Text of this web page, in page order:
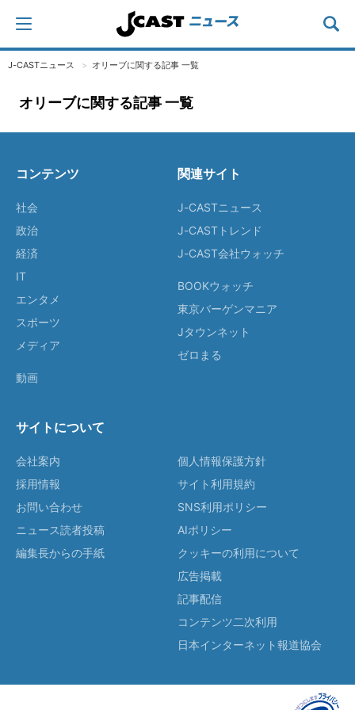
J-CASTニュース オリーブに関する記事 一覧
オリーブに関する記事 一覧
コンテンツ
社会
政治
経済
IT
エンタメ
スポーツ
メディア
動画
関連サイト
J-CASTニュース
J-CASTトレンド
J-CAST会社ウォッチ
BOOKウォッチ
東京バーゲンマニア
Jタウンネット
ゼロまる
サイトについて
会社案内
採用情報
お問い合わせ
ニュース読者投稿
編集長からの手紙
個人情報保護方針
サイト利用規約
SNS利用ポリシー
AIポリシー
クッキーの利用について
広告掲載
記事配信
コンテンツ二次利用
日本インターネット報道協会